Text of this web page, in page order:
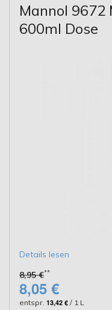
Mannol
600ml Dose
Details lesen
8,95 €**
8,05 €
entspr. 13,42 € / 1 L